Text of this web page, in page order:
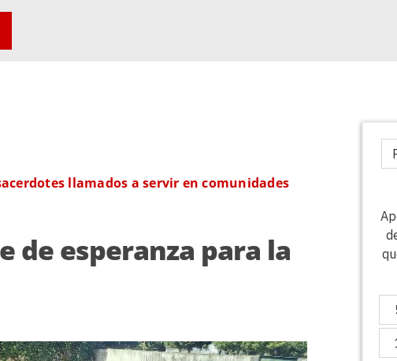
llamados a servir en comunidades
de esperanza para la